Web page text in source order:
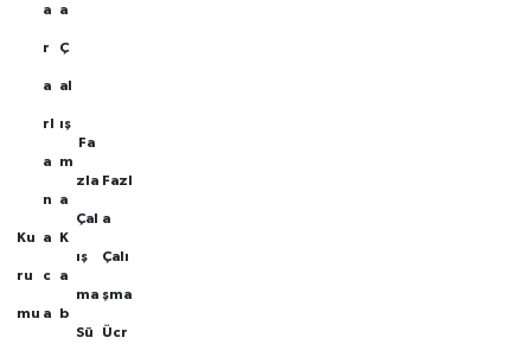
Ku
ru
mu
a
r
a
rl
a
n
a
c
a
a
Ç
al
ış
m
a
K
a
b
Fa
zla
Çal
ış
ma
Sü
Fazl
a
Çalı
şma
Ücr